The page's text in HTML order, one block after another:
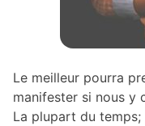
Le meilleur pourra
manifester si nous y
La plupart du temps;